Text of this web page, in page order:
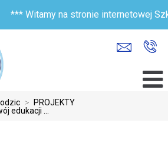
*** Witamy na stronie internetowej
>
PROJEKTY
edukacji ...